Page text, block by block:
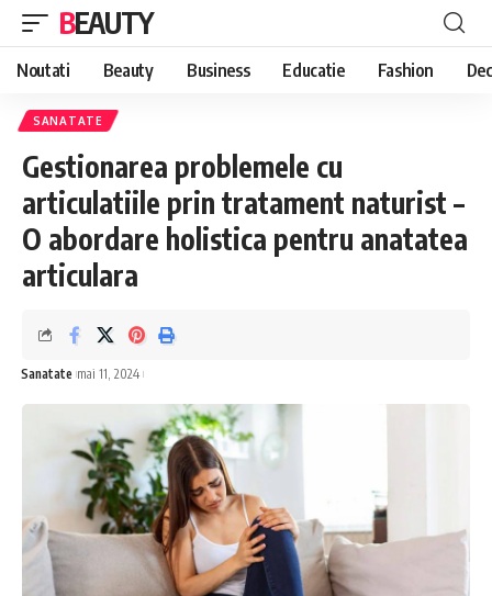
BEAUTY
Noutati Beauty Business Educatie Fashion
SANATATE
Gestionarea problemele cu
articulatiile prin tratament naturist –
O abordare holistica pentru anatatea
articulara
Sanatate mai 11, 2024